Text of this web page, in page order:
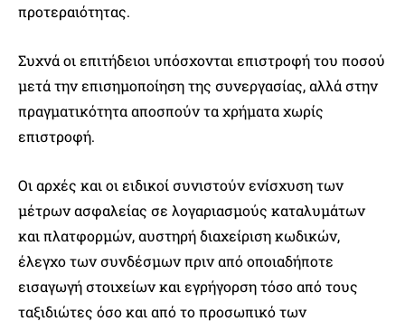
προτεραιότητας.
Συχνά οι επιτήδειοι υπόσχονται επιστροφή του ποσού
μετά την επισημοποίηση της συνεργασίας, αλλά στην
πραγματικότητα αποσπούν τα χρήματα χωρίς
επιστροφή.
Οι αρχές και οι ειδικοί συνιστούν ενίσχυση των
μέτρων ασφαλείας σε λογαριασμούς καταλυμάτων
και πλατφορμών, αυστηρή διαχείριση κωδικών,
έλεγχο των συνδέσμων πριν από οποιαδήποτε
εισαγωγή στοιχείων και εγρήγορση τόσο από τους
ταξιδιώτες όσο και από το προσωπικό των